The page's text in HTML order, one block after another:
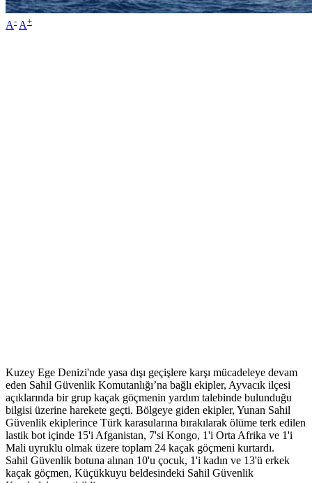
A- A+
Kuzey Ege Denizi'nde yasa dışı geçişlere karşı mücadeleye devam
eden Sahil Güvenlik Komutanlığı’na bağlı ekipler, Ayvacık ilçesi
açıklarında bir grup kaçak göçmenin yardım talebinde bulunduğu
bilgisi üzerine harekete geçti. Bölgeye giden ekipler, Yunan Sahil
Güvenlik ekiplerince Türk karasularına bırakılarak ölüme terk edilen
lastik bot içinde 15'i Afganistan, 7'si Kongo, 1'i Orta Afrika ve 1'i
Mali uyruklu olmak üzere toplam 24 kaçak göçmeni kurtardı.
Sahil Güvenlik botuna alınan 10'u çocuk, 1'i kadın ve 13'ü erkek
kaçak göçmen, Küçükkuyu beldesindeki Sahil Güvenlik